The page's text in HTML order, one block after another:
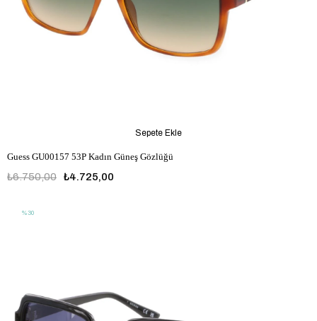
Guess GU00157 53P Kadın Güneş Gözlüğü
₺4.725,00
₺6.750,00
Sepete Ekle
%30